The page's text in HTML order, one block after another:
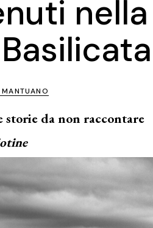
storie da non raccontare